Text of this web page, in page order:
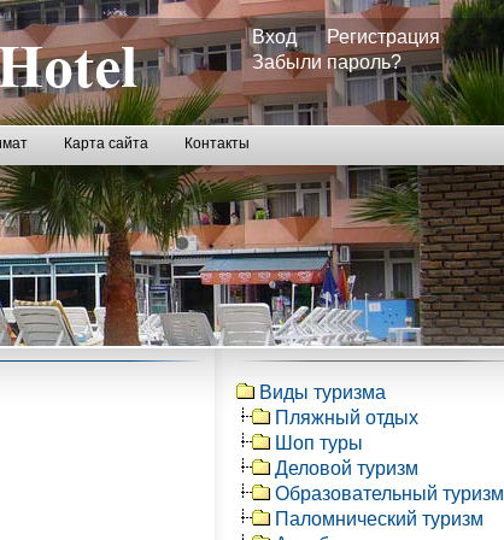
Вход
Регистрация
Забыли пароль?
Карта сайта Контакты
Виды туризма
Пляжный отдых
Шоп туры
Деловой туризм
Образовательный туризм
Паломнический туризм